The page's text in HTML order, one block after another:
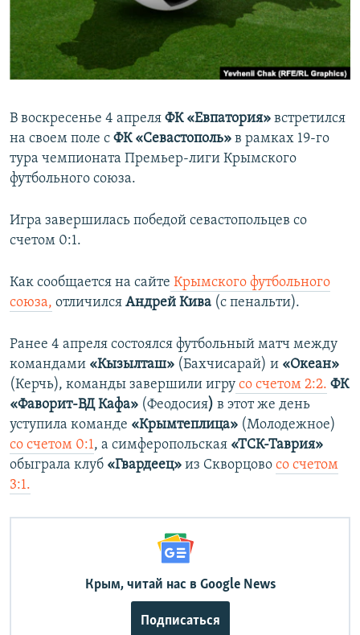
ПОБЕДИТЕЛЕЙ НЕ СУДЯТ?
КРЫМ.НЕПОКОРЕННЫЙ
ELIFBE
ПРИСОЕДИНЯЙТЕСЬ!
Все сайты RFE/RL
В воскресенье 4 апреля ФК «Евпатория» встретился
на своем поле с ФК «Севастополь» в рамках 19-го
тура чемпионата Премьер-лиги Крымского
футбольного союза.
Игра завершилась победой севастопольцев со
счетом 0:1.
Как сообщается на сайте Крымского футбольного
союза, отличился Андрей Кива (с пенальти).
Ранее 4 апреля состоялся футбольный матч между
командами «Кызылташ» (Бахчисарай) и «Океан»
(Керчь), команды завершили игру со счетом 2:2. ФК
«Фаворит-ВД Кафа» (Феодосия) в этот же день
уступила команде «Крымтеплица» (Молодежное)
со счетом 0:1, а симферопольская «ТСК-Таврия»
обыграла клуб «Гвардеец» из Скворцово​ со счетом
3:1.
Крым, читай нас в Google News
Подписаться